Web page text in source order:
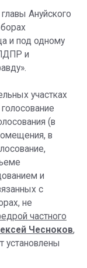
Ануйского
и под одному
и
участках
(в
в
и
с
не
частного
Чесноков,
установлены